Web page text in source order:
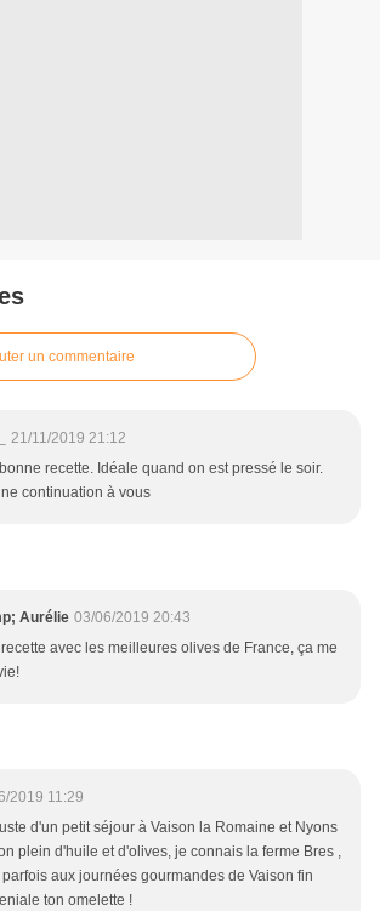
un commentaire
21/11/2019 21:12
recette. Idéale quand on est pressé le soir.
continuation à vous
Aurélie 03/06/2019 20:43
avec les meilleures olives de France, ça me
2019 11:29
d'un petit séjour à Vaison la Romaine et Nyons
plein d'huile et d'olives, je connais la ferme Bres ,
aux journées gourmandes de Vaison fin
ton omelette !